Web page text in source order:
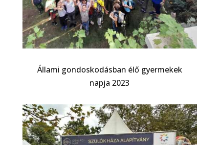
Állami gondoskodásban élő gyermekek
napja 2023